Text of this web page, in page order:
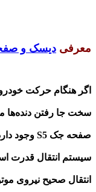
معرفی دیسک و
اگر هنگام حرکت
سخت جا رفتن دنده‌ها
صفحه جک وجود
سیستم انتقال قدرت
انتقال صحیح نیروی